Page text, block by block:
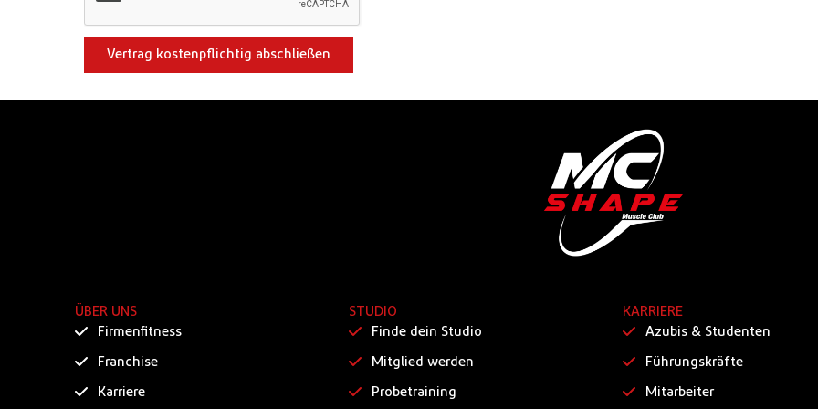
Vertrag kostenpflichtig abschließen
ÜBER UNS
Firmenfitness
Franchise
Karriere
STUDIO
Finde dein Studio
Mitglied werden
Probetraining
KARRIERE
Azubis & Studenten
Führungskräfte
Mitarbeiter